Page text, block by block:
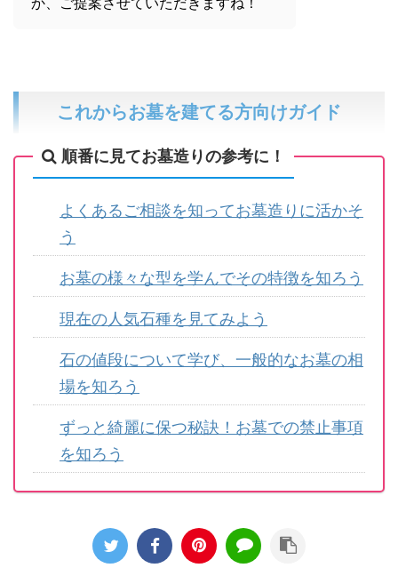
これからお墓を建てる方向けガイド
順番に見てお墓造りの参考に！
よくあるご相談を知ってお墓造りに活かそ
う
お墓の様々な型を学んでその特徴を知ろう
現在の人気石種を見てみよう
石の値段について学び、一般的なお墓の相
場を知ろう
ずっと綺麗に保つ秘訣！お墓での禁止事項
を知ろう